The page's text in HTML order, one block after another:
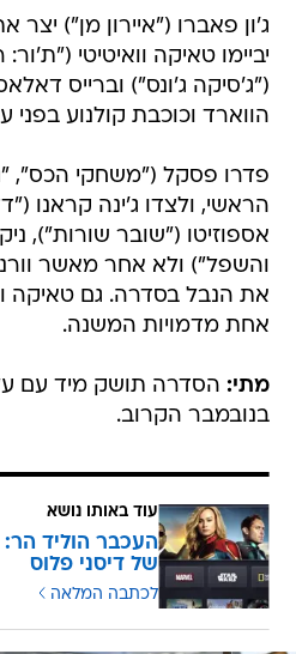
ג'ון פאברו ("איירון מן")
יביימו טאיקה וואיטיטי
("ג'סיקה ג'ונס") וברייס
הווארד וכוכבת קולנוע בפני
פדרו פסקל ("משחקי הכס",
הראשי, ולצדו ג'ינה קראנו
אספוזיטו ("שובר שורות"),
והשפל") ולא אחר מאשר
את הנבל בסדרה. גם טאיקה
אחת מדמויות המשנה.
מתי: הסדרה תושק מיד עם
בנובמבר הקרוב.
עוד באותו נושא
העכבר הוליד
של דיסני פלוס
לכתבה המלאה